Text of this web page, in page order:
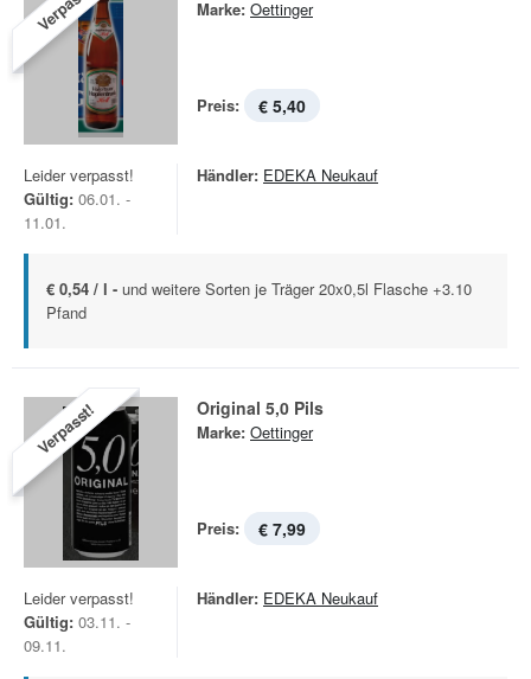
Marke: Oettinger
Preis: € 5,40
Leider verpasst!
Gültig: 06.01. -
11.01.
Händler: EDEKA Neukauf
€ 0,54 / l - und weitere Sorten je Träger 20x0,5l Flasche +3.10
Pfand
Verpasst! Original 5,0 Pils
Marke: Oettinger
Preis: € 7,99
Leider verpasst!
Gültig: 03.11. -
09.11.
Händler: EDEKA Neukauf